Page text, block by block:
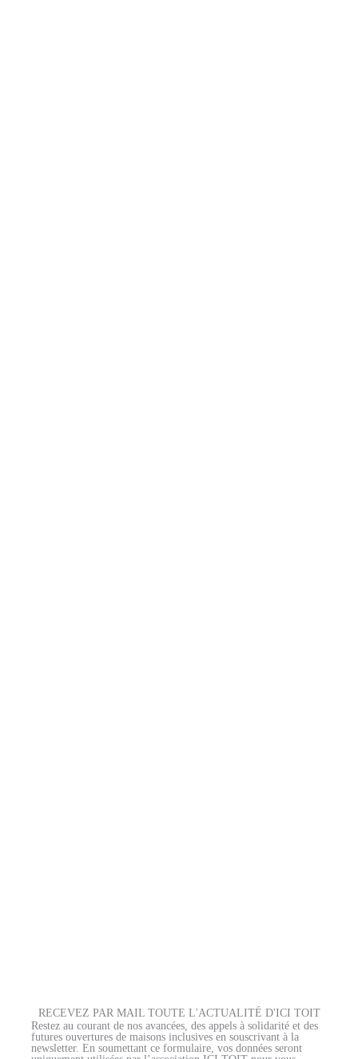
RECEVEZ PAR MAIL TOUTE L'ACTUALITÉ D'ICI TOIT
Restez au courant de nos avancées, des appels à solidarité et des
futures ouvertures de maisons inclusives en souscrivant à la
newsletter. En soumettant ce formulaire, vos données seront